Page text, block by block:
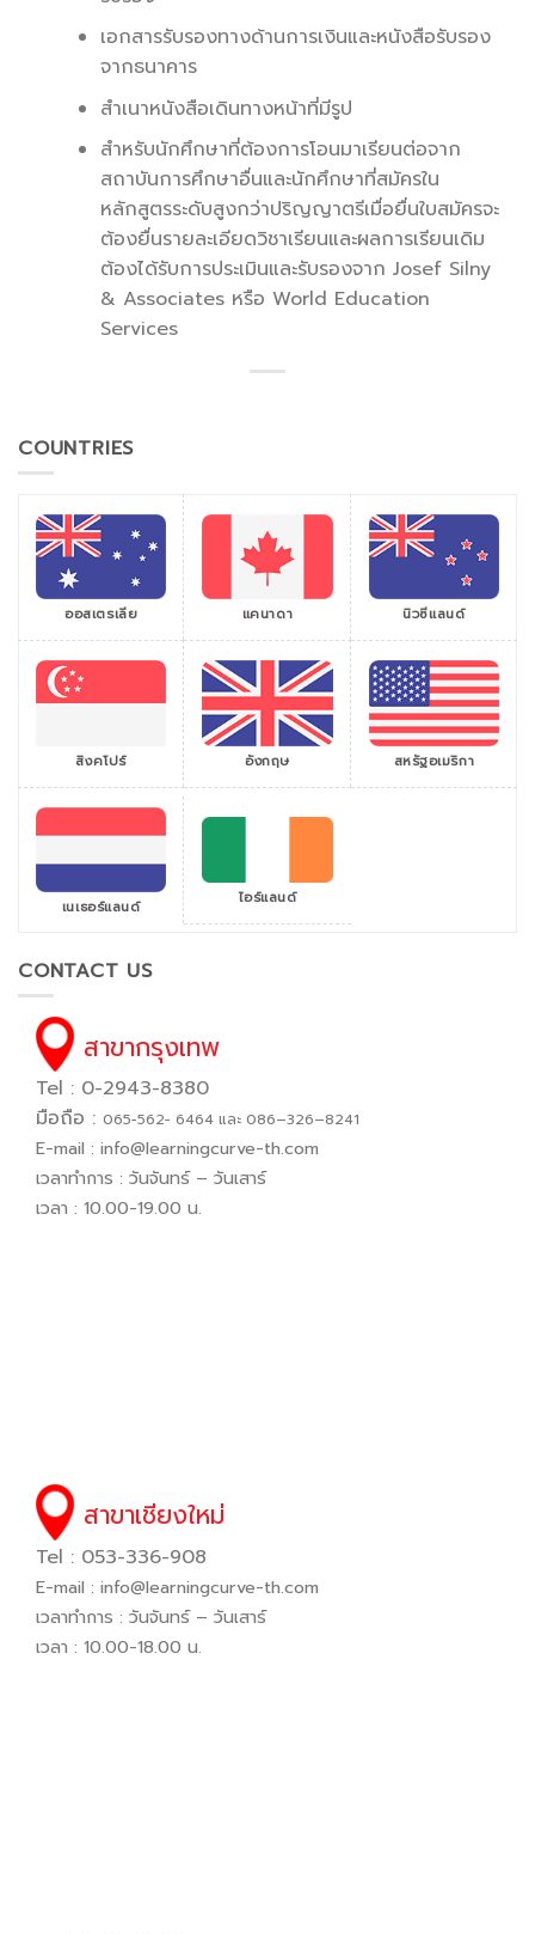
เอกสารรับรองทางด้านการเงินและหนังสือรับรอง
จากธนาคาร
สำเนาหนังสือเดินทางหน้าที่มีรูป
สำหรับนักศึกษาที่ต้องการโอนมาเรียนต่อจาก
สถาบันการศึกษาอื่นและนักศึกษาที่สมัครใน
หลักสูตรระดับสูงกว่าปริญญาตรีเมื่อยื่นใบสมัครจะ
ต้องยื่นรายละเอียดวิชาเรียนและผลการเรียนเดิม
ต้องได้รับการประเมินและรับรองจาก Josef Silny
& Associates หรือ World Education
Services
COUNTRIES
ออสเตรเลีย แคนาดา นิวซีแลนด์
สิงคโปร์ อังกฤษ สหรัฐอเมริกา
เนเธอร์แลนด์ ไอร์แลนด์
CONTACT US
สาขากรุงเทพ
Tel : 0-2943-8380
มือถือ : 065−562− 6464 และ 086–326–8241
E-mail : info@learningcurve-th.com
เวลาทำการ : วันจันทร์ – วันเสาร์
เวลา : 10.00-19.00 น.
สาขาเชียงใหม่
Tel : 053-336-908
E-mail : info@learningcurve-th.com
เวลาทำการ : วันจันทร์ – วันเสาร์
เวลา : 10.00-18.00 น.